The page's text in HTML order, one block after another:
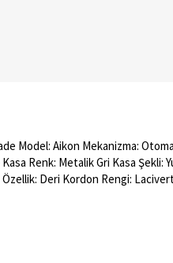
Model: Aikon Mekanizma:
Renk: Metalik Gri Kasa Şekli:
Deri Kordon Rengi: